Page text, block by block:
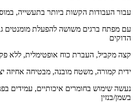
עבור העבודות הקשות ביותר בתעשייה,
עם מפתח ברגים משושה להפעלת מומנטים
הדוקים
קצה מקביל, העברת כוח אופטימלית, ללא
ידית קמורה, משטח מובנה, מבטיחה אחיזה
נעשה שימוש בחומרים איכותיים, עמידים
בשמן/בנזין